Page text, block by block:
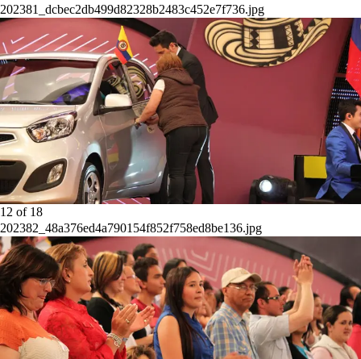
202381_dcbec2db499d82328b2483c452e7f736.jpg
12 of 18
202382_48a376ed4a790154f852f758ed8be136.jpg